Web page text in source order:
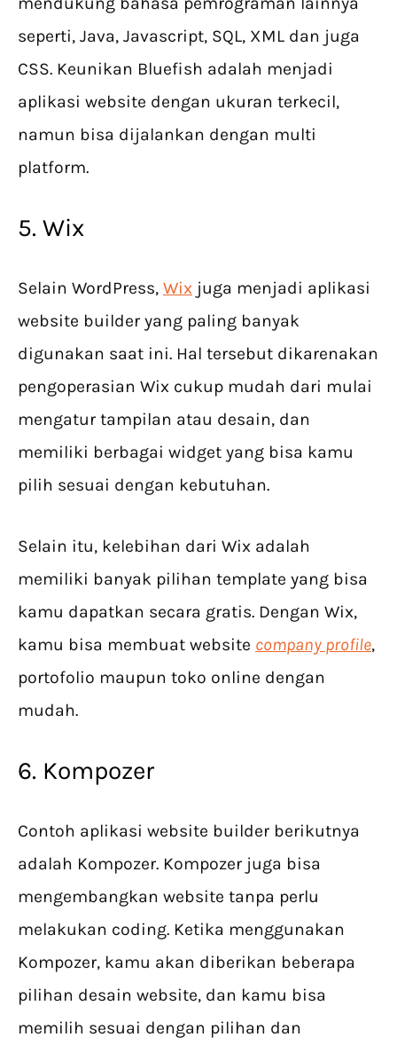
seperti, Java, Javascript, SQL, XML dan juga
CSS. Keunikan Bluefish adalah menjadi
aplikasi website dengan ukuran terkecil,
namun bisa dijalankan dengan multi
platform.
5. Wix
Selain WordPress, Wix juga menjadi aplikasi
website builder yang paling banyak
digunakan saat ini. Hal tersebut dikarenakan
pengoperasian Wix cukup mudah dari mulai
mengatur tampilan atau desain, dan
memiliki berbagai widget yang bisa kamu
pilih sesuai dengan kebutuhan.
Selain itu, kelebihan dari Wix adalah
memiliki banyak pilihan template yang bisa
kamu dapatkan secara gratis. Dengan Wix,
kamu bisa membuat website company profile,
portofolio maupun toko online dengan
mudah.
6. Kompozer
Contoh aplikasi website builder berikutnya
adalah Kompozer. Kompozer juga bisa
mengembangkan website tanpa perlu
melakukan coding. Ketika menggunakan
Kompozer, kamu akan diberikan beberapa
pilihan desain website, dan kamu bisa
memilih sesuai dengan pilihan dan